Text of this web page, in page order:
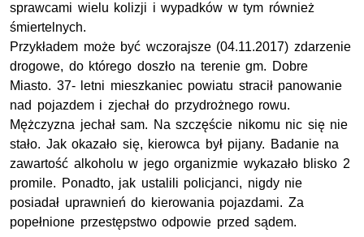
sprawcami wielu kolizji i wypadków w tym również
śmiertelnych.
Przykładem może być wczorajsze (04.11.2017) zdarzenie
drogowe, do którego doszło na terenie gm. Dobre
Miasto. 37- letni mieszkaniec powiatu stracił panowanie
nad pojazdem i zjechał do przydrożnego rowu.
Mężczyzna jechał sam. Na szczęście nikomu nic się nie
stało. Jak okazało się, kierowca był pijany. Badanie na
zawartość alkoholu w jego organizmie wykazało blisko 2
promile. Ponadto, jak ustalili policjanci, nigdy nie
posiadał uprawnień do kierowania pojazdami. Za
popełnione przestępstwo odpowie przed sądem.